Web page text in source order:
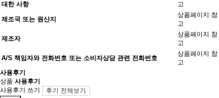
대한 사항
고
제조국 또는 원산지
상품페이지 참
고
제조자
상품페이지 참
고
A/S 책임자와 전화번호 또는 소비자상담 관련 전화번호
상품페이지 참
고
사용후기
상품 사용후기
사용후기 쓰기
후기 전체보기